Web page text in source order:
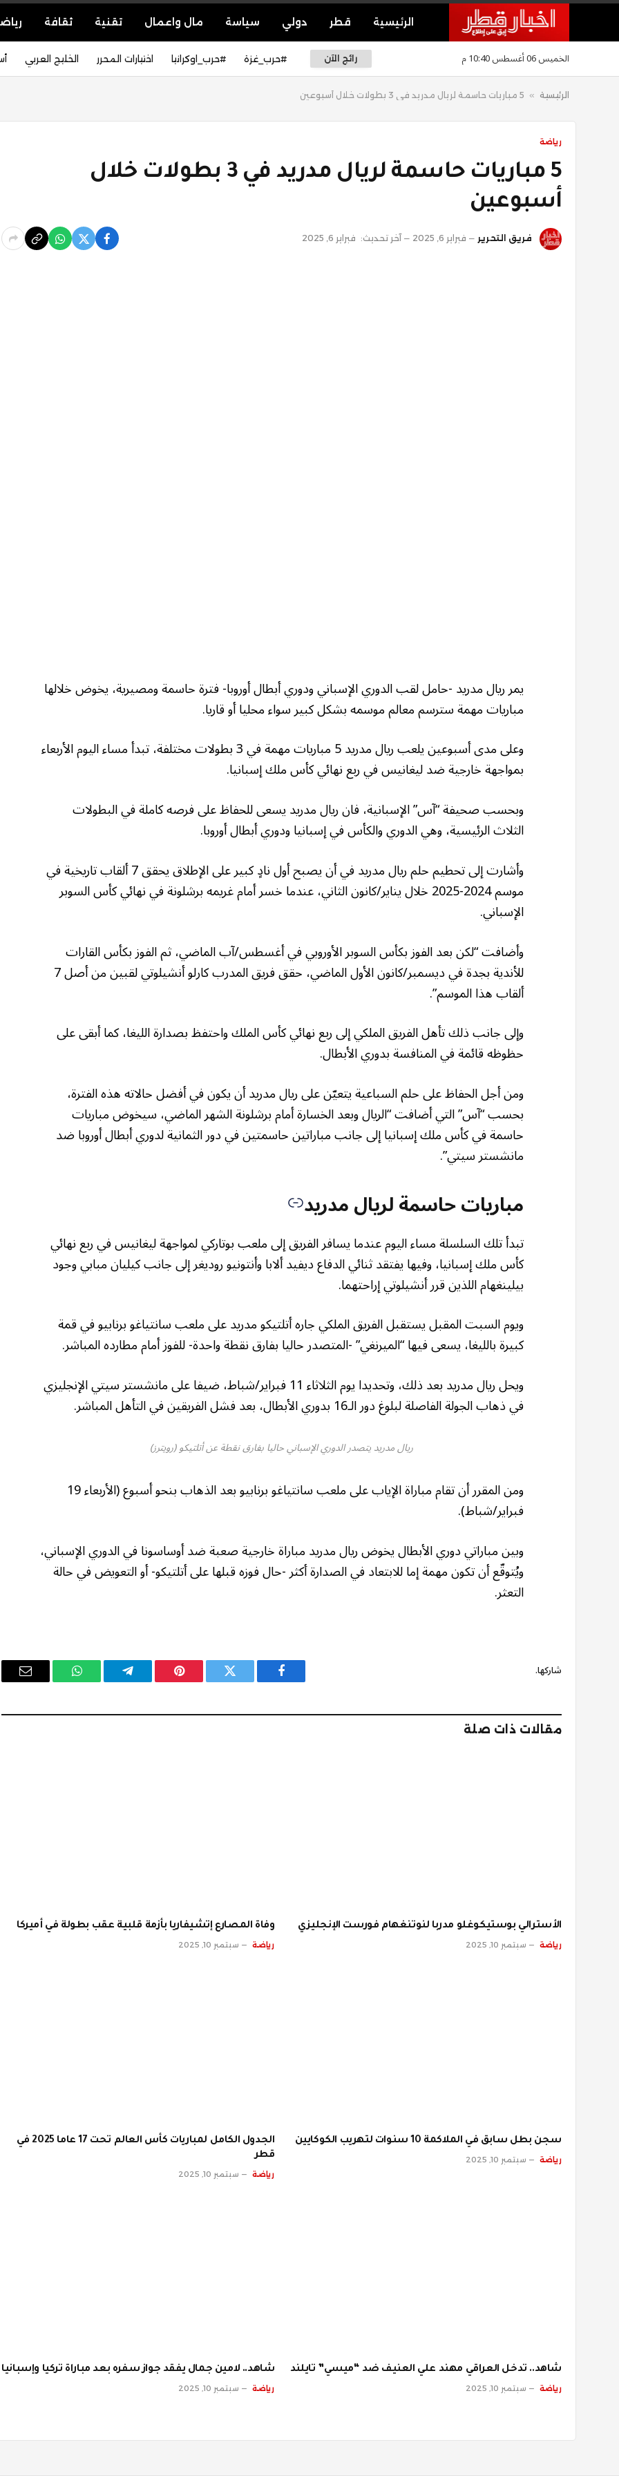
الرئيسية قطر دولي سياسة مال واعمال تقنية ثقافة
الخميس 06 أغسطس 10:40 م رائج الآن #حرب_غزة #حرب_اوكرانيا اختيارات المحرر الخليج العربي
الرئيسية » 5 مباريات حاسمة لريال مدريد في 3 بطولات خلال أسبوعين
رياضة
5 مباريات حاسمة لريال مدريد في 3 بطولات خلال
أسبوعين
فريق التحرير فبراير 6, 2025 آخر تحديث: فبراير 6, 2025
يمر ريال مدريد -حامل لقب الدوري الإسباني ودوري أبطال أوروبا- فترة حاسمة ومصيرية، يخوض خلالها
مباريات مهمة سترسم معالم موسمه بشكل كبير سواء محليا أو قاريا.
وعلى مدى أسبوعين يلعب ريال مدريد 5 مباريات مهمة في 3 بطولات مختلفة، تبدأ مساء اليوم الأربعاء
بمواجهة خارجية ضد ليغانيس في ربع نهائي كأس ملك إسبانيا.
وبحسب صحيفة “آس” الإسبانية، فان ريال مدريد يسعى للحفاظ على فرصه كاملة في البطولات
الثلاث الرئيسية، وهي الدوري والكأس في إسبانيا ودوري أبطال أوروبا.
وأشارت إلى تحطيم حلم ريال مدريد في أن يصبح أول نادٍ كبير على الإطلاق يحقق 7 ألقاب تاريخية في
موسم 2024-2025 خلال يناير/كانون الثاني، عندما خسر أمام غريمه برشلونة في نهائي كأس السوبر
الإسباني.
وأضافت “لكن بعد الفوز بكأس السوبر الأوروبي في أغسطس/آب الماضي، ثم الفوز بكأس القارات
للأندية بجدة في ديسمبر/كانون الأول الماضي، حقق فريق المدرب كارلو أنشيلوتي لقبين من أصل 7
ألقاب هذا الموسم”.
وإلى جانب ذلك تأهل الفريق الملكي إلى ربع نهائي كأس الملك واحتفظ بصدارة الليغا، كما أبقى على
حظوظه قائمة في المنافسة بدوري الأبطال.
ومن أجل الحفاظ على حلم السباعية يتعيّن على ريال مدريد أن يكون في أفضل حالاته هذه الفترة،
بحسب “آس” التي أضافت “الريال وبعد الخسارة أمام برشلونة الشهر الماضي، سيخوض مباريات
حاسمة في كأس ملك إسبانيا إلى جانب مباراتين حاسمتين في دور الثمانية لدوري أبطال أوروبا ضد
مانشستر سيتي”.
مباريات حاسمة لريال مدريد
تبدأ تلك السلسلة مساء اليوم عندما يسافر الفريق إلى ملعب بوتاركي لمواجهة ليغانيس في ربع نهائي
كأس ملك إسبانيا، وفيها يفتقد ثنائي الدفاع ديفيد ألابا وأنتونيو روديغر إلى جانب كيليان مبابي وجود
بيلينغهام اللذين قرر أنشيلوتي إراحتهما.
ويوم السبت المقبل يستقبل الفريق الملكي جاره أتلتيكو مدريد على ملعب سانتياغو برنابيو في قمة
كبيرة بالليغا، يسعى فيها “الميرنغي” -المتصدر حاليا بفارق نقطة واحدة- للفوز أمام مطارده المباشر.
ويحل ريال مدريد بعد ذلك، وتحديدا يوم الثلاثاء 11 فبراير/شباط، ضيفا على مانشستر سيتي الإنجليزي
في ذهاب الجولة الفاصلة لبلوغ دور الـ16 بدوري الأبطال، بعد فشل الفريقين في التأهل المباشر.
ريال مدريد يتصدر الدوري الإسباني حاليا بفارق نقطة عن أتلتيكو (رويترز)
ومن المقرر أن تقام مباراة الإياب على ملعب سانتياغو برنابيو بعد الذهاب بنحو أسبوع (الأربعاء 19
فبراير/شباط).
وبين مباراتي دوري الأبطال يخوض ريال مدريد مباراة خارجية صعبة ضد أوساسونا في الدوري الإسباني،
ويُتوقّع أن تكون مهمة إما للابتعاد في الصدارة أكثر -حال فوزه قبلها على أتلتيكو- أو التعويض في حالة
التعثر.
شاركها.
فيسبوك تويتر بينتيريستتيلقرام واتساب
البريد
مقالات ذات صلة
الأسترالي بوستيكوغلو مدربا لنوتنغهام فورست الإنجليزي
رياضة سبتمبر 10, 2025
وفاة المصارع إتشيفاريا بأزمة قلبية عقب بطولة في أميركا
رياضة سبتمبر 10, 2025
سجن بطل سابق في الملاكمة 10 سنوات لتهريب الكوكايين
رياضة سبتمبر 10, 2025
الجدول الكامل لمباريات كأس العالم تحت 17 عاما 2025 في
قطر
رياضة سبتمبر 10, 2025
شاهد.. تدخل العراقي مهند علي العنيف ضد “ميسي” تايلند
رياضة سبتمبر 10, 2025
شاهد.. لامين جمال يفقد جواز سفره بعد مباراة تركيا وإسبانيا
رياضة سبتمبر 10, 2025